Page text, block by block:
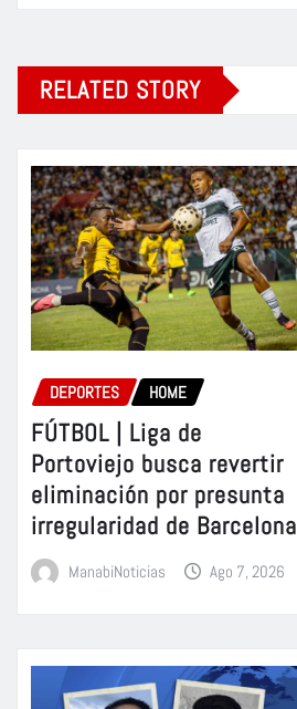
RELATED STORY
DEPORTES HOME
FÚTBOL | Liga de
Portoviejo busca revertir
eliminación por presunta
irregularidad de Barcelona
ManabiNoticias Ago 7, 2026